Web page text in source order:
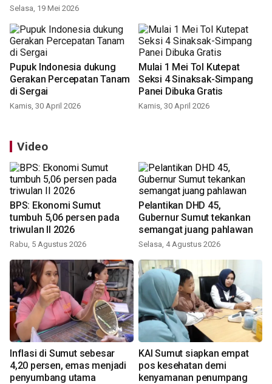
Selasa, 19 Mei 2026
Pupuk Indonesia dukung
Gerakan Percepatan Tanam
di Sergai
Kamis, 30 April 2026
Mulai 1 Mei Tol Kutepat
Seksi 4 Sinaksak-Simpang
Panei Dibuka Gratis
Kamis, 30 April 2026
Video
BPS: Ekonomi Sumut
tumbuh 5,06 persen pada
triwulan II 2026
Rabu, 5 Agustus 2026
Pelantikan DHD 45,
Gubernur Sumut tekankan
semangat juang pahlawan
Selasa, 4 Agustus 2026
Inflasi di Sumut sebesar
4,20 persen, emas menjadi
penyumbang utama
KAI Sumut siapkan empat
pos kesehatan demi
kenyamanan penumpang